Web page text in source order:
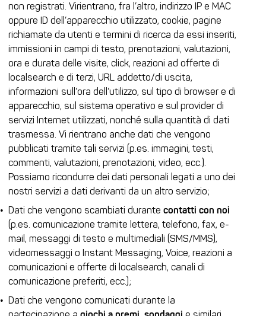
non registrati. Virientrano, fra l’altro, indirizzo IP e MAC
oppure ID dell’apparecchio utilizzato, cookie, pagine
richiamate da utenti e termini di ricerca da essi inseriti,
immissioni in campi di testo, prenotazioni, valutazioni,
ora e durata delle visite, click, reazioni ad offerte di
localsearch e di terzi, URL addetto/di uscita,
informazioni sull’ora dell’utilizzo, sul tipo di browser e di
apparecchio, sul sistema operativo e sul provider di
servizi Internet utilizzati, nonché sulla quantità di dati
trasmessa. Vi rientrano anche dati che vengono
pubblicati tramite tali servizi (p.es. immagini, testi,
commenti, valutazioni, prenotazioni, video, ecc.).
Possiamo ricondurre dei dati personali legati a uno dei
nostri servizi a dati derivanti da un altro servizio;
Dati che vengono scambiati durante contatti con noi
(p.es. comunicazione tramite lettera, telefono, fax, e-
mail, messaggi di testo e multimediali (SMS/MMS),
videomessaggi o Instant Messaging, Voice, reazioni a
comunicazioni e offerte di localsearch, canali di
comunicazione preferiti, ecc.);
Dati che vengono comunicati durante la